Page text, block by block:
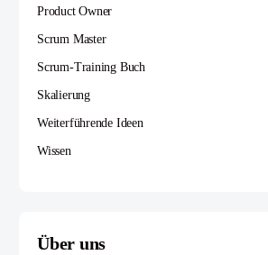
Product Owner
Scrum Master
Scrum-Training Buch
Skalierung
Weiterführende Ideen
Wissen
Über uns